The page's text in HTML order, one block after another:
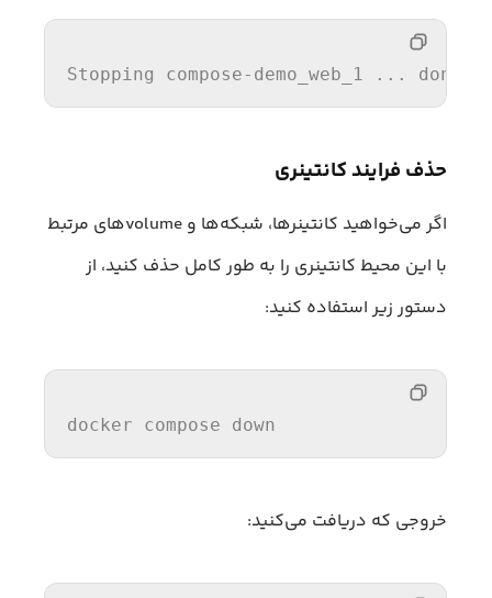
Stopping compose-demo_web_1 ... done
حذف فرایند کانتینری
اگر می‌خواهید کانتینرها، شبکه‌ها و volumeهای مرتبط
با این محیط کانتینری را به طور کامل حذف کنید، از
دستور زیر استفاده کنید:
docker compose down
خروجی که دریافت می‌کنید: